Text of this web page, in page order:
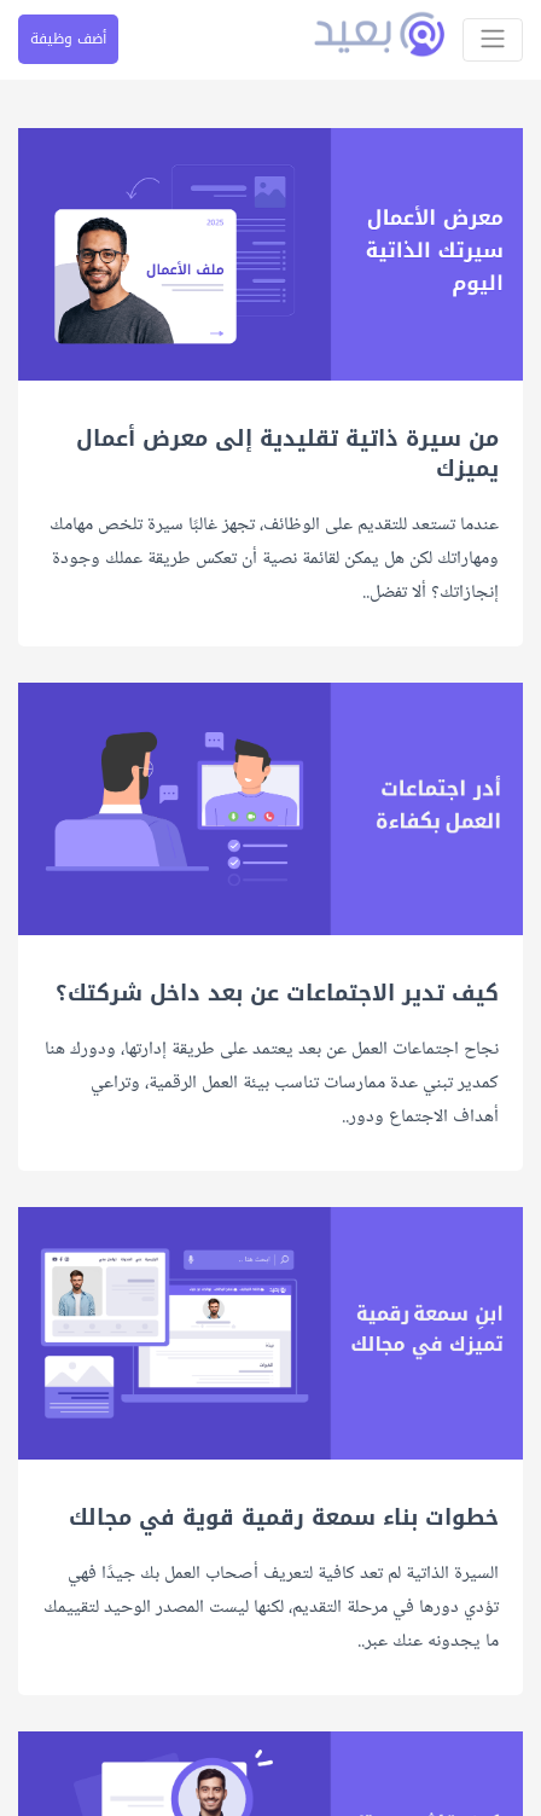
أضف وظيفة
من سيرة ذاتية تقليدية إلى معرض أعمال
يميزك
عندما تستعد للتقديم على الوظائف، تجهز غالبًا سيرة تلخص مهامك
ومهاراتك لكن هل يمكن لقائمة نصية أن تعكس طريقة عملك وجودة
إنجازاتك؟ ألا تفضل..
كيف تدير الاجتماعات عن بعد داخل شركتك؟
نجاح اجتماعات العمل عن بعد يعتمد على طريقة إدارتها، ودورك هنا
كمدير تبني عدة ممارسات تناسب بيئة العمل الرقمية، وتراعي
أهداف الاجتماع ودور..
خطوات بناء سمعة رقمية قوية في مجالك
السيرة الذاتية لم تعد كافية لتعريف أصحاب العمل بك جيدًا فهي
تؤدي دورها في مرحلة التقديم، لكنها ليست المصدر الوحيد لتقييمك
ما يجدونه عنك عبر..